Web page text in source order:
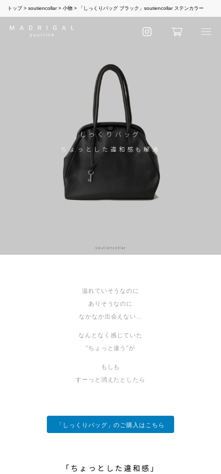
トップ soutiencollar 小物 「しっくりバッグ ブラック」soutiencollar ステンカラー
しっくりバッグ
ちょっとした違和感も解消
溢れていそうなのに
ありそうなのに
なかなか出会えない...
なんとなく感じていた
“ちょっと違う”が
もしも
すーっと消えたとしたら
「しっくりバッグ」のご購入はこちら
「ちょっとした違和感」